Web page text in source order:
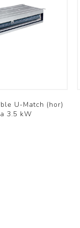
U-Match (hor)
3.5 kW